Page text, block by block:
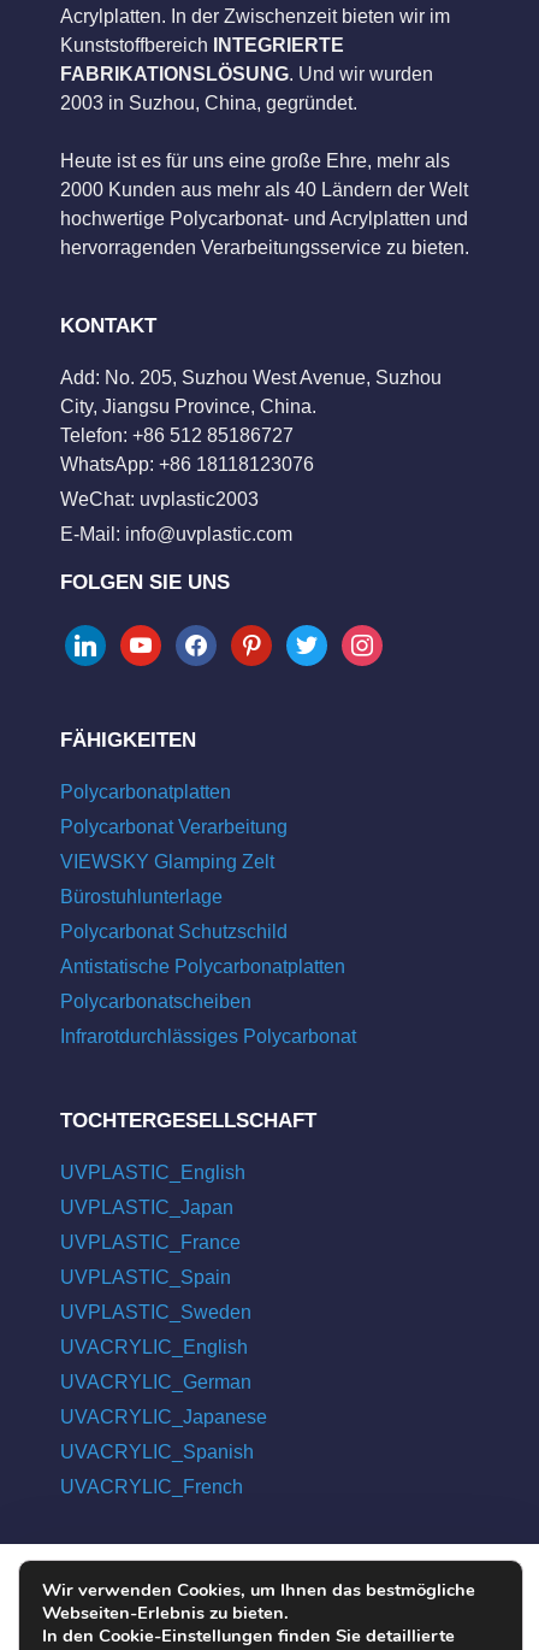
Acrylplatten. In der Zwischenzeit bieten wir im
Kunststoffbereich
INTEGRIERTE
FABRIKATIONSLÖSUNG. Und wir wurden
2003 in Suzhou, China, gegründet.
Heute ist es für uns eine große Ehre, mehr als
2000 Kunden aus mehr als 40 Ländern der Welt
hochwertige Polycarbonat- und Acrylplatten und
hervorragenden Verarbeitungsservice zu bieten.
KONTAKT
Add: No. 205, Suzhou West Avenue, Suzhou
City, Jiangsu Province, China.
Telefon: +86 512 85186727
WhatsApp: +86 18118123076
WeChat: uvplastic2003
E-Mail: info@uvplastic.com
FOLGEN SIE UNS
linkedinyoutubefacebookpinteresttwitter instagram
FÄHIGKEITEN
Polycarbonatplatten
Polycarbonat Verarbeitung
VIEWSKY Glamping Zelt
Bürostuhlunterlage
Polycarbonat Schutzschild
Antistatische Polycarbonatplatten
Polycarbonatscheiben
Infrarotdurchlässiges Polycarbonat
TOCHTERGESELLSCHAFT
UVPLASTIC_English
UVPLASTIC_Japan
UVPLASTIC_France
UVPLASTIC_Spain
UVPLASTIC_Sweden
UVACRYLIC_English
UVACRYLIC_German
UVACRYLIC_Japanese
UVACRYLIC_Spanish
UVACRYLIC_French
COPYRIGHT © 2004 - 2026 UVPLASTIC MATERIAL TECHNOLOGY
CO., LTD. ALL RIGHTS RESERVED
Wir verwenden Cookies, um Ihnen das bestmögliche
Webseiten-Erlebnis zu bieten.
In den Cookie-Einstellungen finden Sie detaillierte